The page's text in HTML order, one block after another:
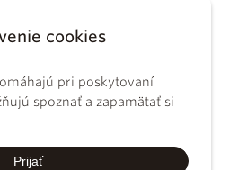
cookies
pri poskytovaní
spoznať a zapamätať si
Prijať